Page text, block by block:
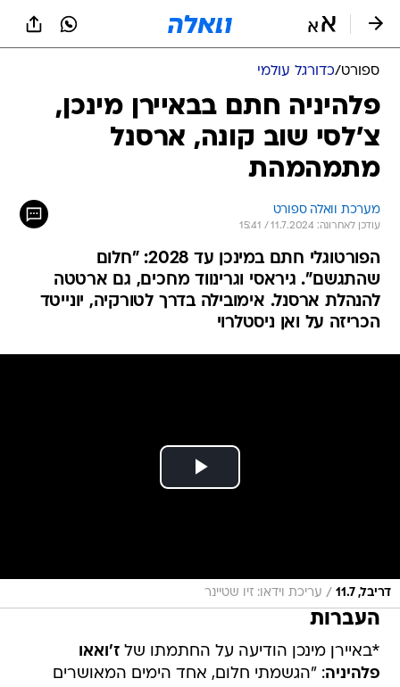
ספורט/כדורגל עולמי
פלהיניה חתם בבאיירן מינכן,
צ'לסי שוב קונה, ארסנל
מתמהמהת
מערכת וואלה ספורט
עודכן לאחרונה: 11.7.2024 / 15:41
הפורטוגלי חתם במינכן עד 2028: "חלום
שהתגשם". גיראסי וגרינווד מחכים, גם ארטטה
להנהלת ארסנל. אימובילה בדרך לטורקיה, יונייטד
הכריזה על ואן ניסטלרוי
דריבל, 11.7 / עריכת וידאו: זיו שטיינר
העברות
*באיירן מינכן הודיעה על החתמתו שלז'ואאו
פלהיניה: "הגשמתי חלום, אחד הימים המאושרים